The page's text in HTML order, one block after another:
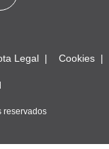
Legal Cookies
reservados